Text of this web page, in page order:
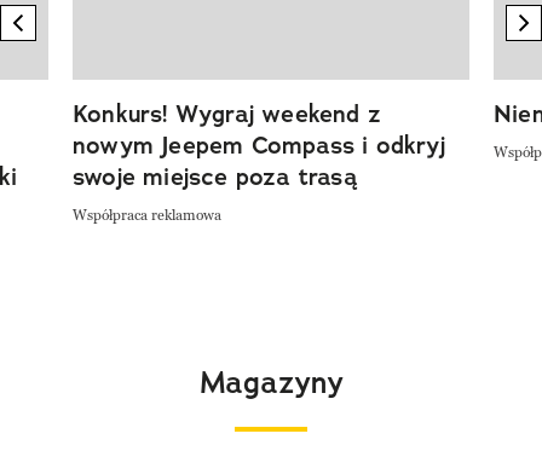
previous element
Konkurs! Wygraj weekend z
nowym Jeepem Compass i odkryj
swoje miejsce poza trasą
Współpraca reklamowa
Magazyny